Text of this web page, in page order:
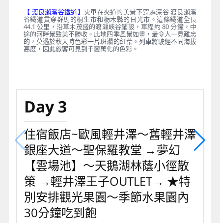
【 渡良瀨溪谷鐵道】 火車在夾道的美景下穿越深谷 渡良瀨溪
谷鐵道貫穿群馬的桐生市和栃木縣的日光市。這條鐵道全長
44.1 公里，沿草木茂盛的渡瀨峽谷鋪設，車程約 80 分鐘，中
途的河畔景致美不勝收。此地四季風景如畫，最令人一見難忘
的，莫過於秋天時色彩一片斑斕的紅葉。列車將駛經不同海拔
高度，因此旅客可見到千變萬化的色彩。
Day 3
住宿飯店~歐風輕井澤～舊輕井澤
銀座大道～聖保羅教堂 →夢幻
【雲場池】～天鵝湖林蔭小徑散
策 →輕井澤王子OUTLET→ ★特
別安排觀光果園～季節水果園內
30分鐘吃到飽